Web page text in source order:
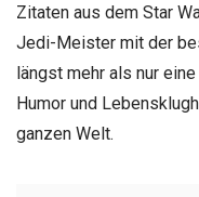
Zitaten aus dem Star
Jedi-Meister mit der
längst mehr als nur
Humor und
ganzen Welt.